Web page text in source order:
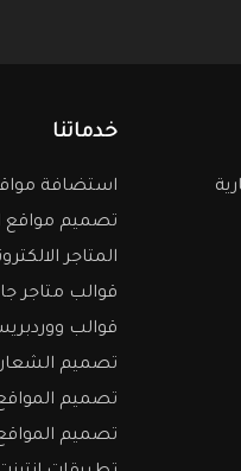
خدماتنا
استضافة
تصميم مواقع
المتاجر
قوالب متاجر
قوالب
تصميم
تصميم
تصميم